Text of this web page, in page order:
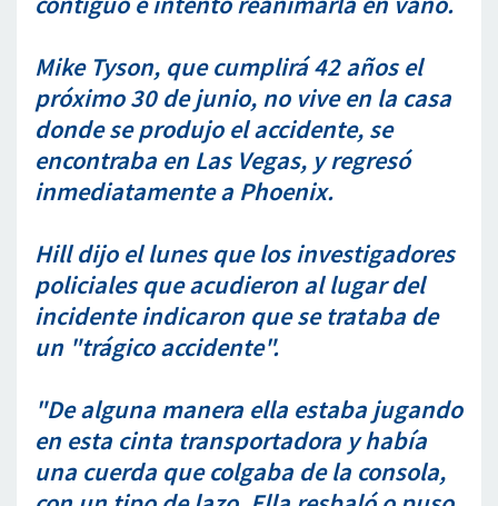
Mike Tyson, que cumplirá 42 años el
próximo 30 de junio, no vive en la casa
donde se produjo el accidente, se
encontraba en Las Vegas, y regresó
inmediatamente a Phoenix.
Hill dijo el lunes que los investigadores
policiales que acudieron al lugar del
incidente indicaron que se trataba de
un "trágico accidente".
"De alguna manera ella estaba jugando
en esta cinta transportadora y había
una cuerda que colgaba de la consola,